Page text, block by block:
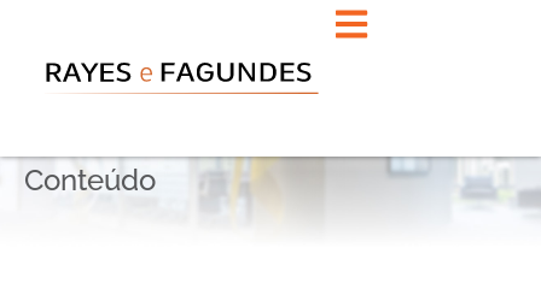
Conteúdo